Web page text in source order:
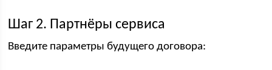
Шаг 2. Партнёры сервиса
Введите параметры будущего договора: